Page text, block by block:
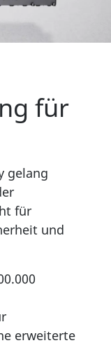
für
gelang
für
und
erweiterte